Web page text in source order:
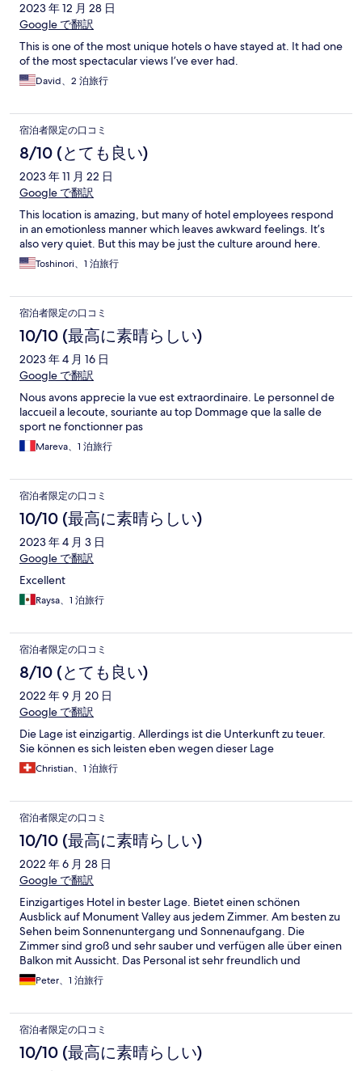
2023 年 12 月 28 日
Google で翻訳
This is one of the most unique hotels o have stayed at. It had one
of the most spectacular views I’ve ever had.
David、2 泊旅行
宿泊者限定の口コミ
8/10 (とても良い)
2023 年 11 月 22 日
Google で翻訳
This location is amazing, but many of hotel employees respond
in an emotionless manner which leaves awkward feelings. It’s
also very quiet. But this may be just the culture around here.
Toshinori、1 泊旅行
宿泊者限定の口コミ
10/10 (最高に素晴らしい)
2023 年 4 月 16 日
Google で翻訳
Nous avons apprecie la vue est extraordinaire. Le personnel de
laccueil a lecoute, souriante au top Dommage que la salle de
sport ne fonctionner pas
Mareva、1 泊旅行
宿泊者限定の口コミ
10/10 (最高に素晴らしい)
2023 年 4 月 3 日
Google で翻訳
Excellent
Raysa、1 泊旅行
宿泊者限定の口コミ
8/10 (とても良い)
2022 年 9 月 20 日
Google で翻訳
Die Lage ist einzigartig. Allerdings ist die Unterkunft zu teuer.
Sie können es sich leisten eben wegen dieser Lage
Christian、1 泊旅行
宿泊者限定の口コミ
10/10 (最高に素晴らしい)
2022 年 6 月 28 日
Google で翻訳
Einzigartiges Hotel in bester Lage. Bietet einen schönen
Ausblick auf Monument Valley aus jedem Zimmer. Am besten zu
Sehen beim Sonnenuntergang und Sonnenaufgang. Die
Zimmer sind groß und sehr sauber und verfügen alle über einen
Balkon mit Aussicht. Das Personal ist sehr freundlich und
Hilfsbereit. Die Unterkunft ist sehr sicher und wird nachts vom
Sicherheitsdienst bewacht. Vor Ort ist ein Restaurant und ein
Peter、1 泊旅行
宿泊者限定の口コミ
10/10 (最高に素晴らしい)